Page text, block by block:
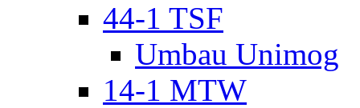
44-1 TSF
Umbau Unimog
14-1 MTW